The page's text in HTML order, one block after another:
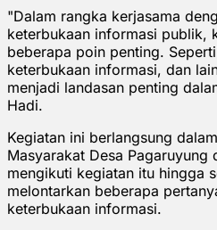
"Dalam rangka kerjasama
keterbukaan informasi publik,
beberapa poin penting.
keterbukaan informasi, dan
menjadi landasan penting
Hadi.
Kegiatan ini berlangsung
Masyarakat Desa Pagaruyung
mengikuti kegiatan itu hingga
melontarkan beberapa
keterbukaan informasi.